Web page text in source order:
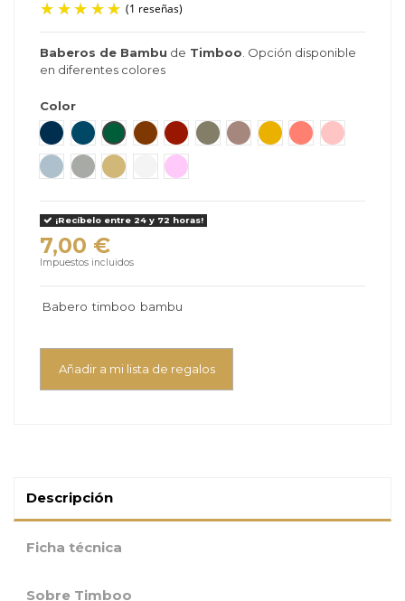
(1 reseñas)
Baberos de Bambu de Timboo. Opción disponible
en diferentes colores
Color
Deep Lake
Marin Aspen Green
Hazel Brown
RosewoodWhisper Green
Mellow Mauve
Ocre Apricot Blush
Misty Rose
Sea BlueMoon BlueHoney Yellow
Silver Silky Lilac
¡Recíbelo entre 24 y 72 horas!
7,00 €
Impuestos incluidos
Babero timboo bambu
Añadir a mi lista de regalos
Descripción
Ficha técnica
Sobre Timboo